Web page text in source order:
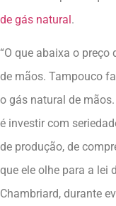
de gás natural.
“O que abaixa o
de mãos. Tampouco
o gás natural de
é investir com
de produção, de
que ele olhe para a lei
Chambriard, durante